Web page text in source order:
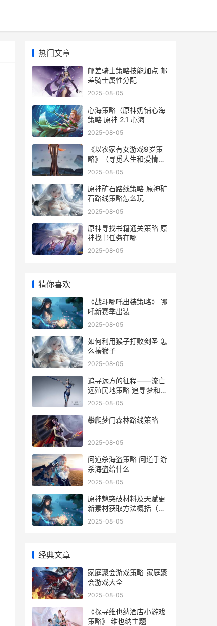
热门文章
邮差骑士策略技能加点 邮
差骑士属性分配
2025-08-05
心海策略（原神奶铺心海
策略 原神 2.1 心海
2025-08-05
《以农家有女游戏9岁策
略》（寻觅人生和爱情的
奇妙冒险 农家有女来种田
2025-08-05
原神矿石路线策略 原神矿
石路线策略怎么玩
2025-08-05
原神寻找书籍通关策略 原
神找书任务在哪
2025-08-05
猜你喜欢
《战斗哪吒出装策略》 哪
吒新赛季出装
2025-08-05
如何利用猴子打败剑圣 怎
么揍猴子
2025-08-05
追寻远方的征程——流亡
远殖民地策略 追寻梦和远
方
2025-08-05
攀爬梦门森林路线策略
2025-08-05
问道杀海盗策略 问道手游
杀海盗给什么
2025-08-05
原神魈突破材料及天赋更
新素材获取方法概括（从
哪里获取各种突破材料和
2025-08-05
经典文章
家庭聚会游戏策略 家庭聚
会游戏大全
2025-08-05
《探寻维也纳酒店小游戏
策略》 维也纳主题